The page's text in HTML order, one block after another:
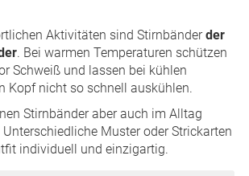
Aktivitäten sind Stirnbänderder
. Bei warmen Temperaturen schützen
Schweiß und lassen bei kühlen
Kopf nicht so schnell auskühlen.
Stirnbänder aber auch im Alltag
Muster oder Strickarten
individuell und einzigartig.